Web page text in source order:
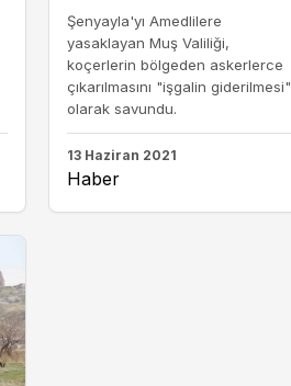
Şenyayla'yı Amedlilere
yasaklayan Muş Valiliği,
koçerlerin bölgeden askerlerce
çıkarılmasını "işgalin giderilmesi"
olarak savundu.
13 Haziran 2021
Haber